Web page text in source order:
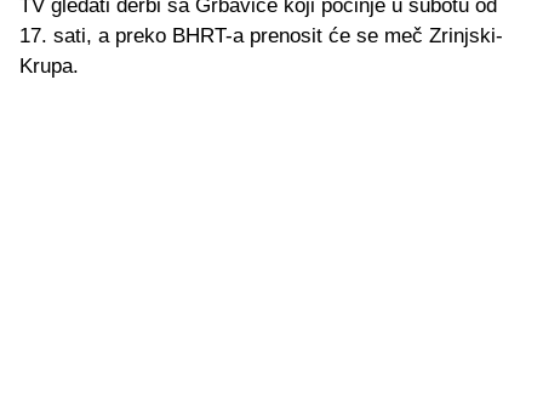
TV gledati derbi sa Grbavice koji počinje u subotu od
17. sati, a preko BHRT-a prenosit će se meč Zrinjski-
Krupa.